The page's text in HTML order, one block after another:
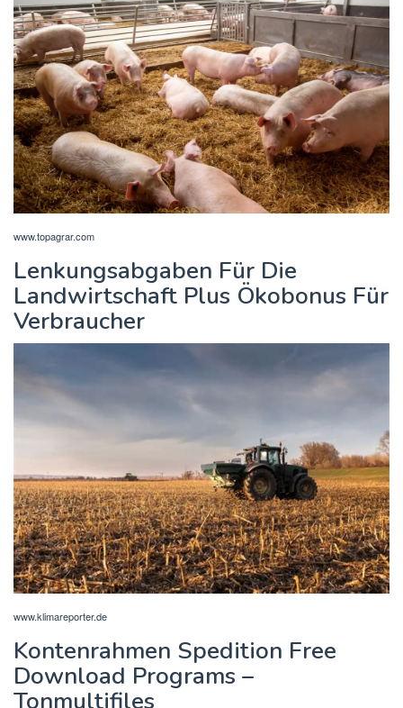
www.topagrar.com
Lenkungsabgaben Für Die
Landwirtschaft Plus Ökobonus Für
Verbraucher
www.klimareporter.de
Kontenrahmen Spedition Free
Download Programs –
Tonmultifiles